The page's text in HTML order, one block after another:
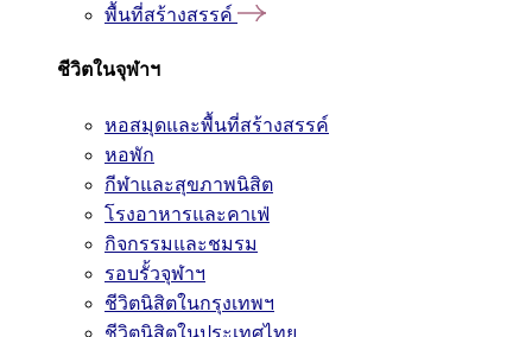
พื้นที่สร้างสรรค์
ชีวิตในจุฬาฯ
หอสมุดและพื้นที่สร้างสรรค์
หอพัก
กีฬาและสุขภาพนิสิต
โรงอาหารและคาเฟ่
กิจกรรมและชมรม
รอบรั้วจุฬาฯ
ชีวิตนิสิตในกรุงเทพฯ
ชีวิตนิสิตในประเทศไทย